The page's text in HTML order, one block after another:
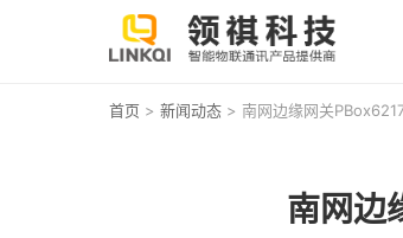
首页 > 新闻动态 > 南网边缘网关
南网边